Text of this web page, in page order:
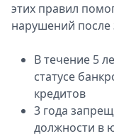
этих правил
нарушений после
В течение 5
статусе
кредитов
3 года
должности в